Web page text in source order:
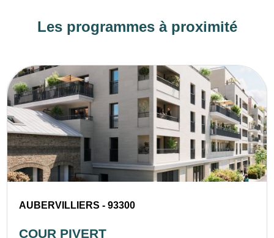
Les programmes à proximité
AUBERVILLIERS - 93300
COUR PIVERT